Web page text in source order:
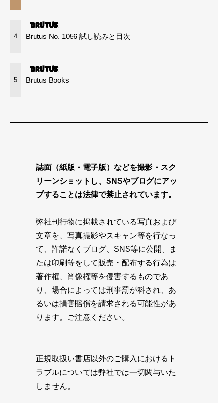
4 Brutus No. 1056 試し読みと目次
5 Brutus Books
誌面（紙版・電子版）などを撮影・スク
リーンショットし、SNSやブログにアッ
プすることは法律で禁止されています。
弊社刊行物に掲載されている写真および
文章を、写真撮影やスキャン等を行なっ
て、許諾なくブログ、SNS等に公開、ま
たは印刷等をして販売・配布する行為は
著作権、肖像権等を侵害するものであ
り、場合によっては刑事罰が科され、あ
るいは損害賠償を請求される可能性があ
ります。ご注意ください。
正規取扱い書店以外のご購入におけるト
ラブルについては弊社では一切関与いた
しません。